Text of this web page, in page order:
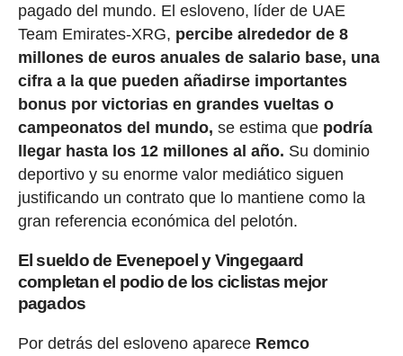
pagado del mundo. El esloveno, líder de UAE
Team Emirates-XRG, percibe alrededor de 8
millones de euros anuales de salario base, una
cifra a la que pueden añadirse importantes
bonus por victorias en grandes vueltas o
campeonatos del mundo, se estima quepodría
llegar hasta los 12 millones al año. Su dominio
deportivo y su enorme valor mediático siguen
justificando un contrato que lo mantiene como la
gran referencia económica del pelotón.
El sueldo de Evenepoel y Vingegaard
completan el podio de los ciclistas mejor
pagados
Por detrás del esloveno aparece Remco